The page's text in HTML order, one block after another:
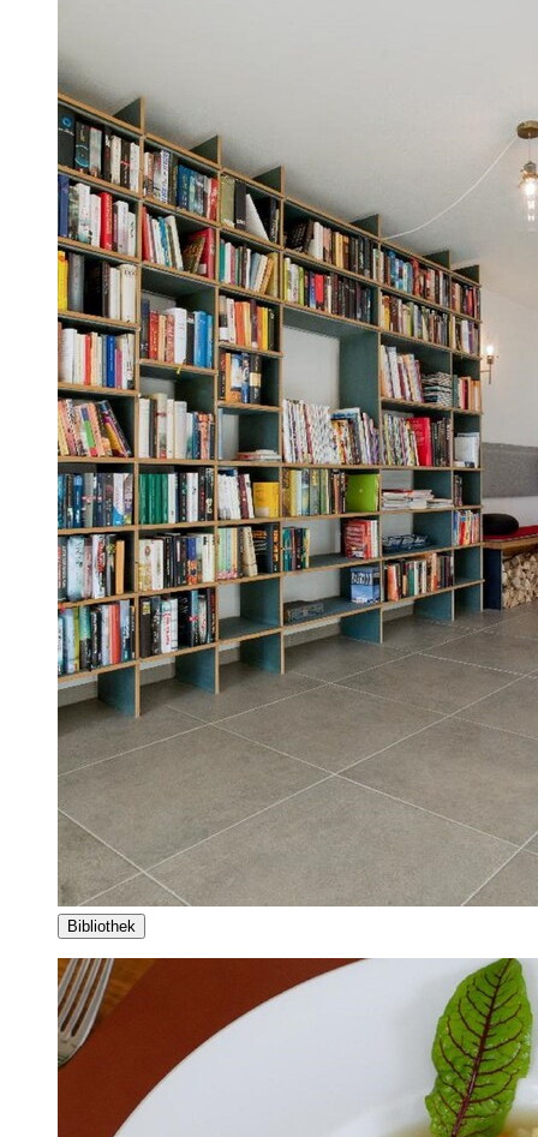
Bibliothek